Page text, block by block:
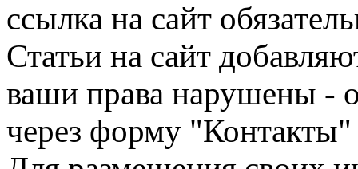
ссылка на сайт
Статьи на сайт
ваши права нарушены -
через форму "Контакты"